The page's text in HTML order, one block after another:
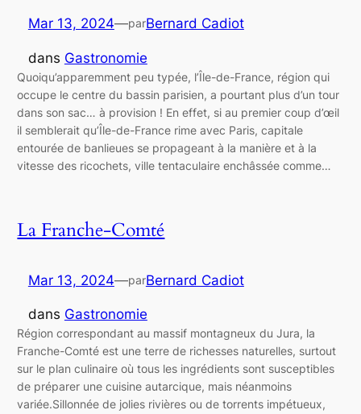
Mar 13, 2024—parBernard Cadiot
dans Gastronomie
Quoiqu’apparemment peu typée, l’Île-de-France, région qui
occupe le centre du bassin parisien, a pourtant plus d’un tour
dans son sac… à provision ! En effet, si au premier coup d’œil
il semblerait qu’Île-de-France rime avec Paris, capitale
entourée de banlieues se propageant à la manière et à la
vitesse des ricochets, ville tentaculaire enchâssée comme…
La Franche-Comté
Mar 13, 2024—parBernard Cadiot
dans Gastronomie
Région correspondant au massif montagneux du Jura, la
Franche-Comté est une terre de richesses naturelles, surtout
sur le plan culinaire où tous les ingrédients sont susceptibles
de préparer une cuisine autarcique, mais néanmoins
variée.Sillonnée de jolies rivières ou de torrents impétueux,